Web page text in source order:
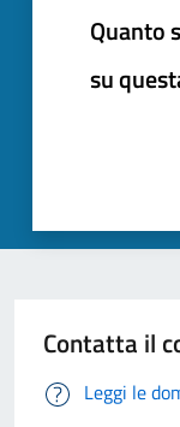
Quanto
su
Contatta il
Leggi le